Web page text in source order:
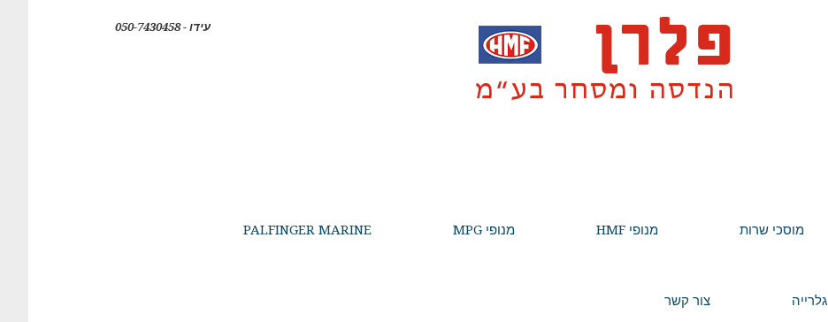
עידו - 050-7430458
מוסכי שרות מנופי HMF מנופי MPG PALFINGER MARINE
גלרייה צור קשר